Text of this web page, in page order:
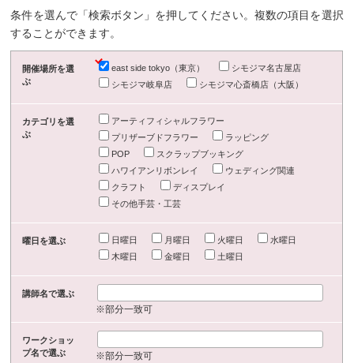
条件を選んで「検索ボタン」を押してください。複数の項目を選択
することができます。
開催場所を選
ぶ
east side tokyo（東京）
シモジマ名古屋店
シモジマ岐阜店
シモジマ心斎橋店（大阪）
カテゴリを選
ぶ
アーティフィシャルフラワー
プリザーブドフラワー
ラッピング
POP
スクラップブッキング
ハワイアンリボンレイ
ウェディング関連
クラフト
ディスプレイ
その他手芸・工芸
曜日を選ぶ 日曜日 月曜日 火曜日
水曜日
木曜日
金曜日 土曜日
講師名で選ぶ
※部分一致可
ワークショッ
プ名で選ぶ
※部分一致可